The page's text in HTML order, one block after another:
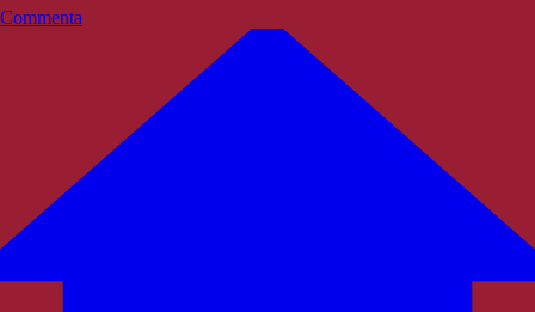
Commenta